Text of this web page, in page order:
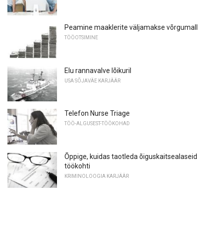
Peamine maaklerite väljamakse võrgumall
TÖÖOTSIMINE
Elu rannavalve lõikuril
USA SÕJAVÄE KARJÄÄR
Telefon Nurse Triage
TÖÖ-ALGUSEST-TÖÖKOHAD
Õppige, kuidas taotleda õiguskaitsealaseid
töökohti
KRIMINOLOOGIA KARJÄÄR